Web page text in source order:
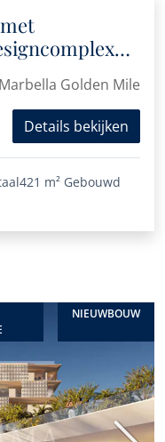
Golden Mile
Details bekijken
421 m² Gebouwd
NIEUWBOUW